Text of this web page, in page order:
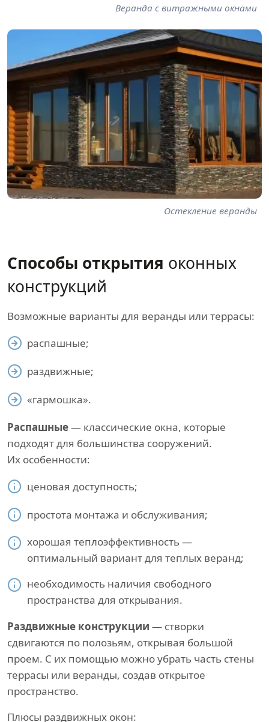
Веранда с витражными окнами
Остекление веранды
Способы открытия оконных
конструкций
Возможные варианты для веранды или террасы:
распашные;
раздвижные;
«гармошка».
Распашные— классические окна, которые
подходят для большинства сооружений.
Их особенности:
ценовая доступность;
простота монтажа и обслуживания;
хорошая теплоэффективность —
оптимальный вариант для теплых веранд;
необходимость наличия свободного
пространства для открывания.
Раздвижные конструкции — створки
сдвигаются по полозьям, открывая большой
проем. С их помощью можно убрать часть стены
террасы или веранды, создав открытое
пространство.
Плюсы раздвижных окон: